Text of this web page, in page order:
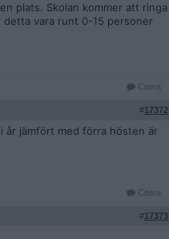
plats. Skolan kommer att ringa
vara runt 0-15 personer
Citera
#17372
år jämfört med förra hösten är
Citera
#17373